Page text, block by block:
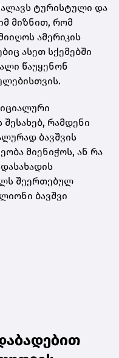
ტურისტული და
მიზნით, რომ
ამერიკის
ასეთ სქემებში
წაუყენონ
შესახებ, რამდენი
ბავშვის
მიენიჭოს, ან რა
შეერთებულ
ბავშვი